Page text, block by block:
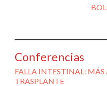
Conferencias
FALLA INTESTINAL: MÁS
TRASPLANTE